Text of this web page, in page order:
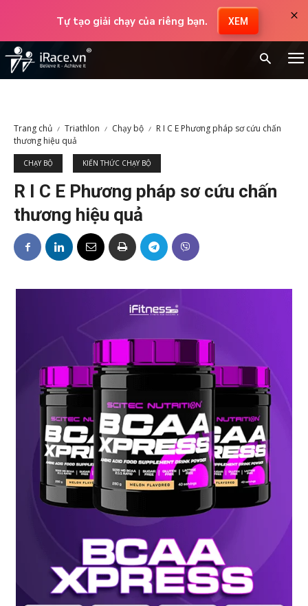
Tự tạo giải chạy của riêng bạn. XEM ×
Trang chủ Triathlon Chạy bộ
R I C E Phương pháp sơ cứu chấn
thương hiệu quả
CHẠY BỘ KIẾN THỨC CHẠY BỘ
R I C E Phương pháp sơ cứu chấn
thương hiệu quả